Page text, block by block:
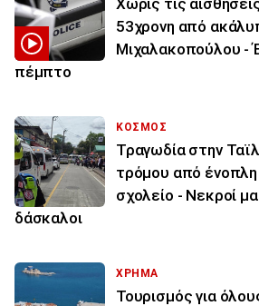
53χρονη από
Μιχαλακοπούλου -
πέμπτο
ΚΟΣΜΟΣ
Τραγωδία στην
τρόμου από
σχολείο - Νεκροί
δάσκαλοι
ΧΡΗΜΑ
Τουρισμός για